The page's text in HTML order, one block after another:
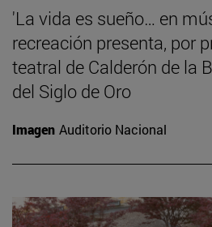
'La vida es sueño… en
recreación presenta, por
teatral de Calderón de la
del Siglo de Oro
Imagen Auditorio Nacional